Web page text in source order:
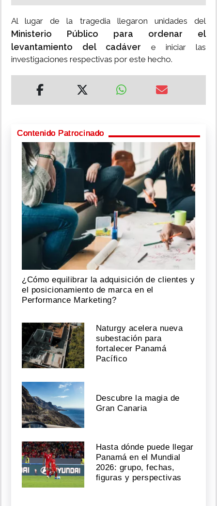
Al lugar de la tragedia llegaron unidades del
Ministerio Público para ordenar el
levantamiento del cadáver e iniciar las
investigaciones respectivas por este hecho.
Contenido Patrocinado
¿Cómo equilibrar la adquisición de clientes y
el posicionamiento de marca en el
Performance Marketing?
Naturgy acelera nueva
subestación para
fortalecer Panamá
Pacífico
Descubre la magia de
Gran Canaria
Hasta dónde puede llegar
Panamá en el Mundial
2026: grupo, fechas,
figuras y perspectivas